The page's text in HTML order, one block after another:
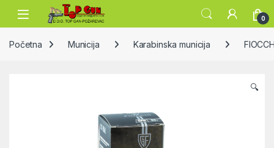
Skip to navigation
Skip to content
Open 0
Početna Municija Karabinska municija
🔍